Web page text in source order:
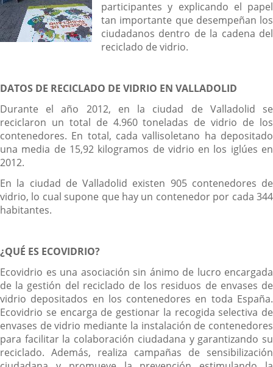
participantes y explicando el papel
tan importante que desempeñan los
ciudadanos dentro de la cadena del
reciclado de vidrio.
DATOS DE RECICLADO DE VIDRIO EN VALLADOLID
Durante el año 2012, en la ciudad de Valladolid se
reciclaron un total de 4.960 toneladas de vidrio de los
contenedores. En total, cada vallisoletano ha depositado
una media de 15,92 kilogramos de vidrio en los iglúes en
2012.
En la ciudad de Valladolid existen 905 contenedores de
vidrio, lo cual supone que hay un contenedor por cada 344
habitantes.
¿QUÉ ES ECOVIDRIO?
Ecovidrio es una asociación sin ánimo de lucro encargada
de la gestión del reciclado de los residuos de envases de
vidrio depositados en los contenedores en toda España.
Ecovidrio se encarga de gestionar la recogida selectiva de
envases de vidrio mediante la instalación de contenedores
para facilitar la colaboración ciudadana y garantizando su
reciclado. Además, realiza campañas de sensibilización